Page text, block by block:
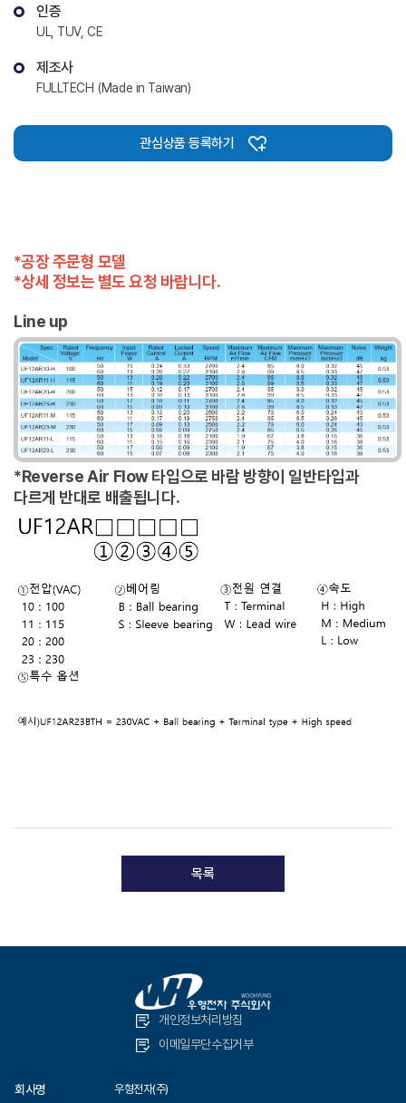
인증
UL, TUV, CE
제조사
FULLTECH (Made in Taiwan)
관심상품 등록하기
*공장 주문형 모델
*상세 정보는 별도 요청 바랍니다.
Line up
*Reverse Air Flow 타입으로 바람 방향이 일반타입과
다르게 반대로 배출됩니다.
목록
개인정보처리방침
이메일무단수집거부
회사명 우형전자(주)